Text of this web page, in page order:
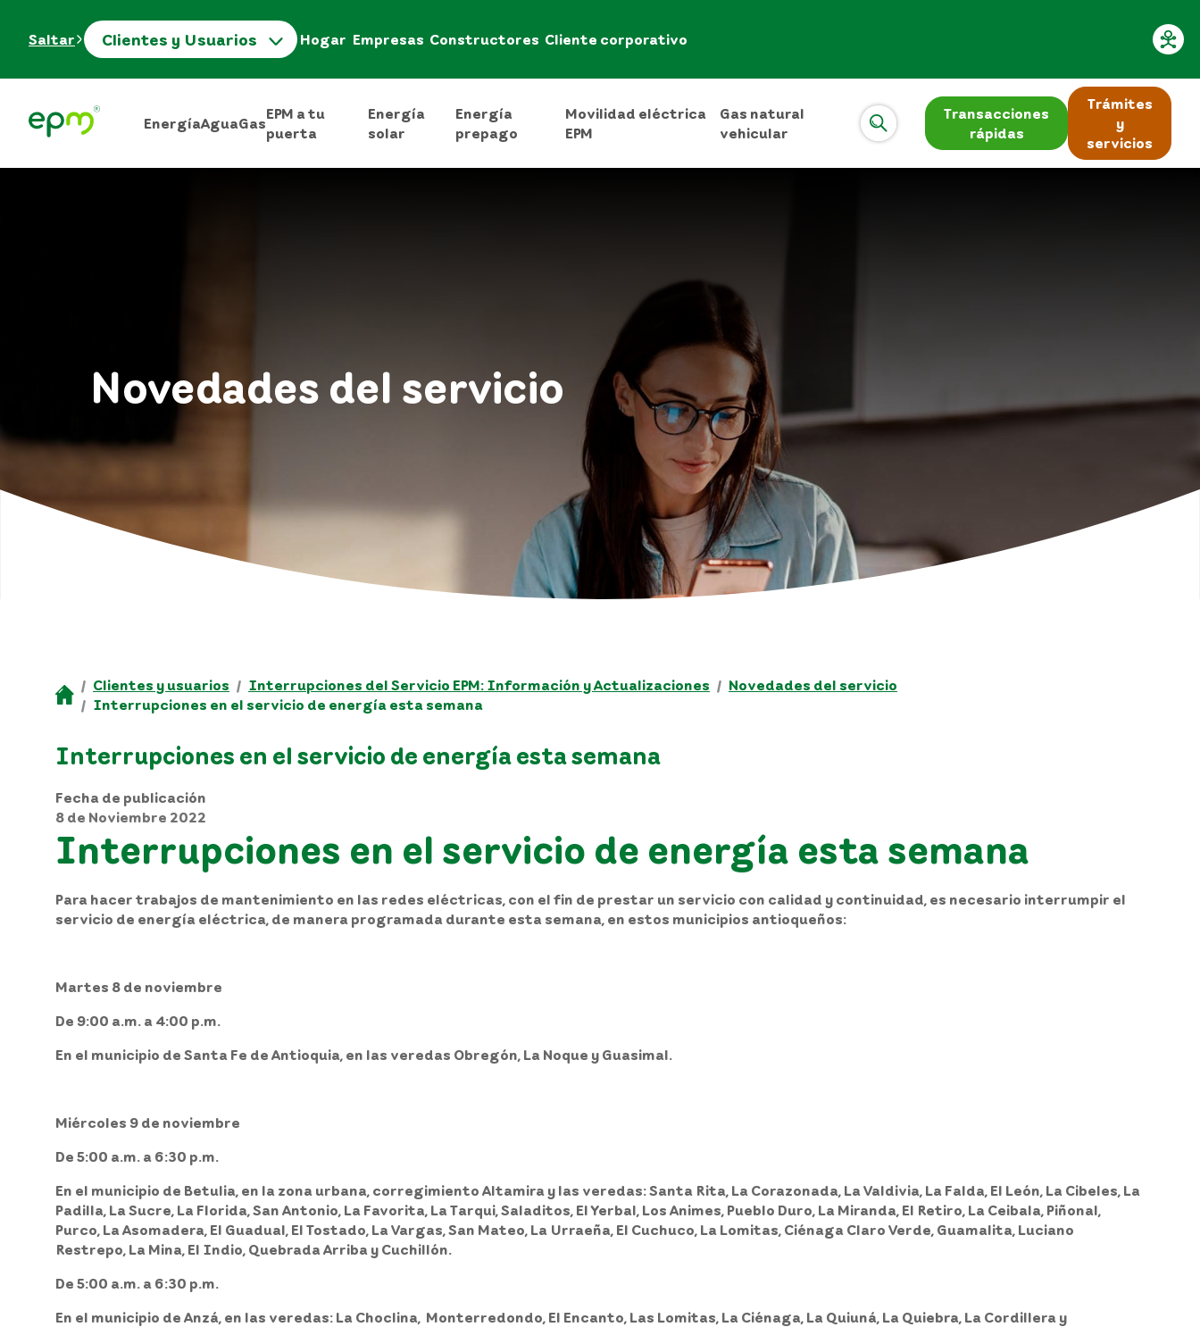
Saltar Clientes y Usuarios Hogar Empresas Constructores Cliente corporativo
EnergíaAguaGas
EPM a tu
puerta
Energía
solar
Energía
prepago
Movilidad eléctrica
EPM
Gas natural
vehicular
Transacciones
rápidas
Trámites
y
servicios
Novedades del servicio
Clientes y usuarios Interrupciones del Servicio EPM: Información y Actualizaciones
Novedades del servicio
Interrupciones en el servicio de energía esta semana
Interrupciones en el servicio de energía esta semana
Fecha de publicación
8 de Noviembre 2022
Interrupciones en el servicio de energía esta semana
Para hacer trabajos de mantenimiento en las redes eléctricas, con el fin de prestar un servicio con calidad y continuidad, es necesario interrumpir el
servicio de energía eléctrica, de manera programada durante esta semana, en estos municipios antioqueños:
Martes 8 de noviembre
De 9:00 a.m. a 4:00 p.m.
En el municipio de Santa Fe de Antioquia, en las veredas Obregón, La Noque y Guasimal.
Miércoles 9 de noviembre
De 5:00 a.m. a 6:30 p.m.
En el municipio de Betulia, en la zona urbana, corregimiento Altamira y las veredas: Santa Rita, La Corazonada, La Valdivia, La Falda, El León, La Cibeles, La
Padilla, La Sucre, La Florida, San Antonio, La Favorita, La Tarqui, Saladitos, El Yerbal, Los Animes, Pueblo Duro, La Miranda, El Retiro, La Ceibala, Piñonal,
Purco, La Asomadera, El Guadual, El Tostado, La Vargas, San Mateo, La Urraeña, El Cuchuco, La Lomitas, Ciénaga Claro Verde, Guamalita, Luciano
Restrepo, La Mina, El Indio, Quebrada Arriba y Cuchillón.
De 5:00 a.m. a 6:30 p.m.
En el municipio de Anzá, en las veredas: La Choclina, Monterredondo, El Encanto, Las Lomitas, La Ciénaga, La Quiuná, La Quiebra, La Cordillera y